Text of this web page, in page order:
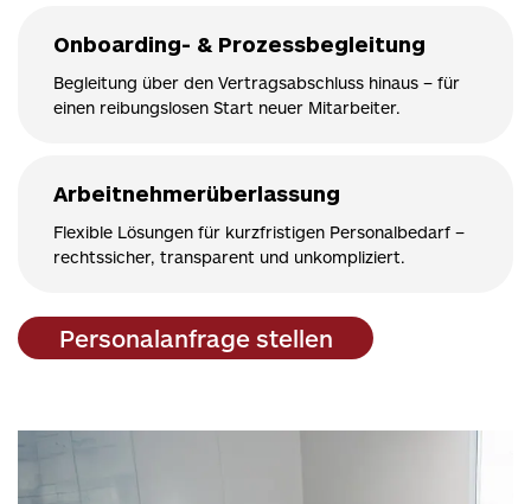
Onboarding- & Prozessbegleitung
Begleitung über den Vertragsabschluss hinaus – für
einen reibungslosen Start neuer Mitarbeiter.
Arbeitnehmerüberlassung
Flexible Lösungen für kurzfristigen Personalbedarf –
rechtssicher, transparent und unkompliziert.
Personalanfrage stellen